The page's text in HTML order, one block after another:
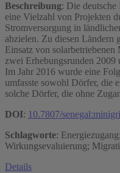
Beschreibung: Die
eine Vielzahl von Projekten
Stromversorgung in
abzielen. Zu diesen Ländern
Einsatz von
zwei Erhebungsrunden 2009
Im Jahr 2016 wurde eine
umfasste sowohl Dörfer, die
solche Dörfer, die ohne
DOI: 10.7807/
Schlagworte:
Wirkungsevaluierung;
Details